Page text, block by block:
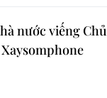
nước viếng Chủ